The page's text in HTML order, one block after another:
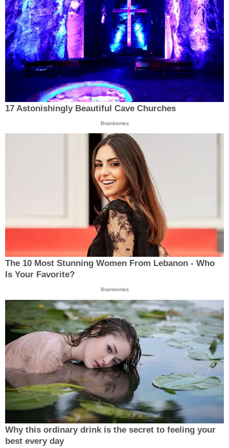
17 Astonishingly Beautiful Cave Churches
Brainberries
The 10 Most Stunning Women From Lebanon - Who
Is Your Favorite?
Brainberries
Why this ordinary drink is the secret to feeling your
best every day